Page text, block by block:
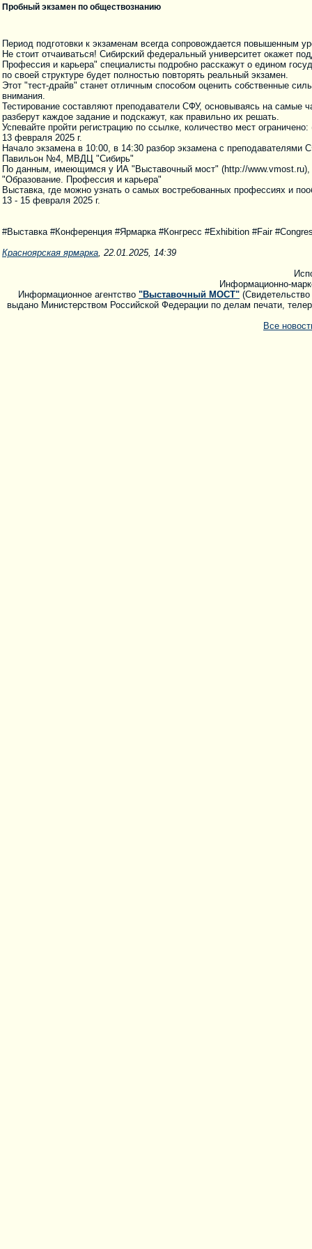
Пробный экзамен по обществознанию
Период подготовки к экзаменам всегда сопровождается повышенным
Не стоит отчаиваться! Сибирский федеральный университет окажет
Профессия и карьера" специалисты подробно расскажут о едином
по своей структуре будет полностью повторять реальный экзамен.
Этот "тест-драйв" станет отличным способом оценить собственные
внимания.
Тестирование составляют преподаватели СФУ, основываясь на самые
разберут каждое задание и подскажут, как правильно их решать.
Успевайте пройти регистрацию по ссылке, количество мест
13 февраля 2025 г.
Начало экзамена в 10:00, в 14:30 разбор экзамена с преподавателями
Павильон №4, МВДЦ "Сибирь"
По данным, имеющимся у ИА "Выставочный мост" (http://www.vmost.ru),
"Образование. Профессия и карьера"
Выставка, где можно узнать о самых востребованных профессиях и
13 - 15 февраля 2025 г.
#Выставка #Конференция #Ярмарка #Конгресс #Exhibition #Fair
Красноярская ярмарка, 22.01.2025, 14:39
Информационно-
Информационное агентство "Выставочный МОСТ"
выдано Министерством Российской Федерации по делам печати,
Все